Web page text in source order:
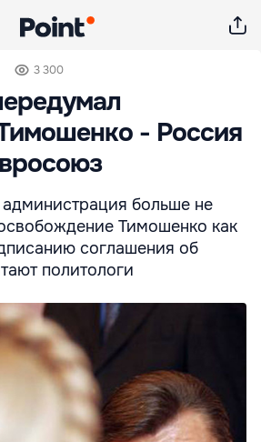
3 300
- Россия
больше не
Тимошенко как
соглашения об
политологи